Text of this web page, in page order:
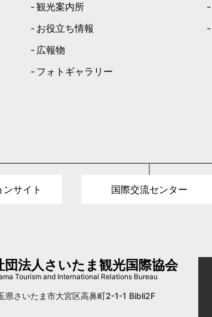
観光案内所
お役立ち情報
広報物
フォトギャラリー
サイト 国際交流センター
団法人さいたま観光国際協会
Tourism and International Relations Bureau
県さいたま市大宮区高鼻町2-1-1 Bibli2F